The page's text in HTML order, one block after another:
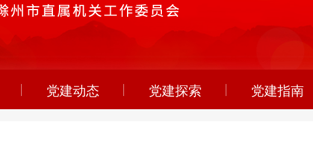
党建动态 党建探索 党建指南